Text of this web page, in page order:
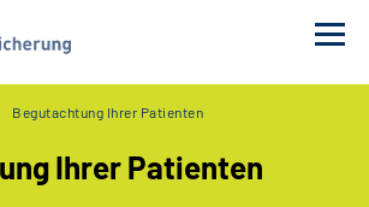
Begutachtung Ihrer Patienten
Ihrer Patienten